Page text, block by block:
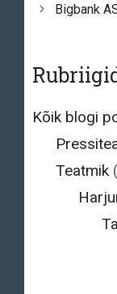
navigation
Bigbank
Kõik blogi
Teatmik